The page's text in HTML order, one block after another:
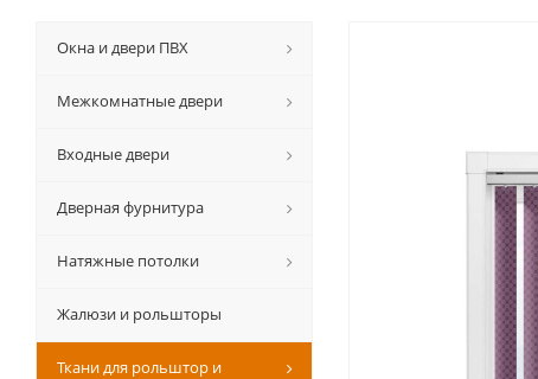
Окна и двери ПВХ
Межкомнатные двери
Входные двери
Дверная фурнитура
Натяжные потолки
Жалюзи и рольшторы
Ткани для рольштор и